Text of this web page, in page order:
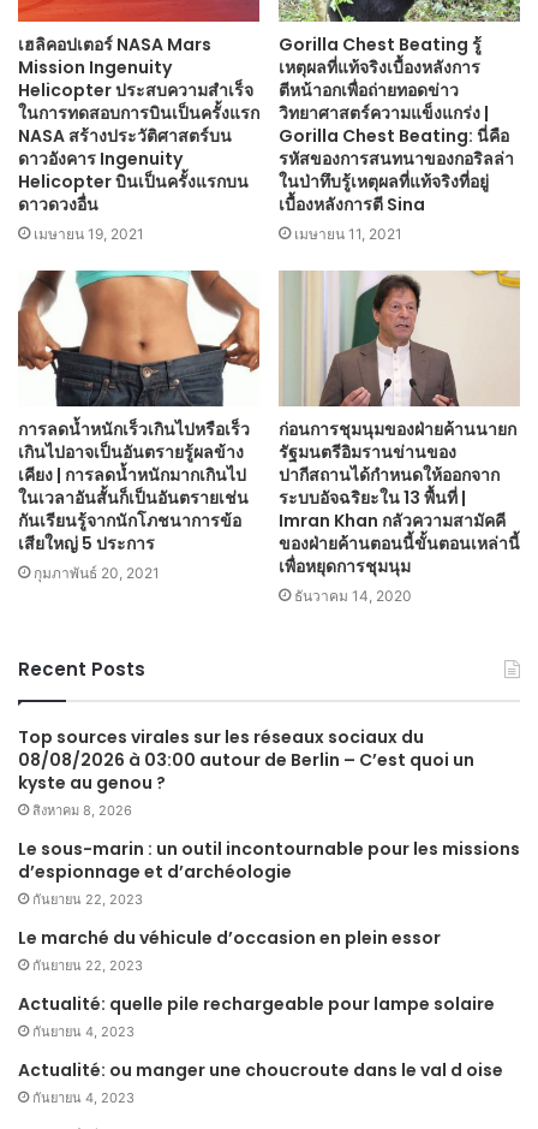
เฮลิคอปเตอร์ NASA Mars
Mission Ingenuity
Helicopter ประสบความสำเร็จ
ในการทดสอบการบินเป็นครั้งแรก
NASA สร้างประวัติศาสตร์บน
ดาวอังคาร Ingenuity
Helicopter บินเป็นครั้งแรกบน
ดาวดวงอื่น
เมษายน 19, 2021
Gorilla Chest Beating รู้
เหตุผลที่แท้จริงเบื้องหลังการ
ตีหน้าอกเพื่อถ่ายทอดข่าว
วิทยาศาสตร์ความแข็งแกร่ง |
Gorilla Chest Beating: นี่คือ
รหัสของการสนทนาของกอริลล่า
ในป่าทึบรู้เหตุผลที่แท้จริงที่อยู่
เบื้องหลังการตี Sina
เมษายน 11, 2021
การลดน้ำหนักเร็วเกินไปหรือเร็ว
เกินไปอาจเป็นอันตรายรู้ผลข้าง
เคียง | การลดน้ำหนักมากเกินไป
ในเวลาอันสั้นก็เป็นอันตรายเช่น
กันเรียนรู้จากนักโภชนาการข้อ
เสียใหญ่ 5 ประการ
กุมภาพันธ์ 20, 2021
ก่อนการชุมนุมของฝ่ายค้านนายก
รัฐมนตรีอิมรานข่านของ
ปากีสถานได้กำหนดให้ออกจาก
ระบบอัจฉริยะใน 13 พื้นที่ |
Imran Khan กลัวความสามัคคี
ของฝ่ายค้านตอนนี้ขั้นตอนเหล่านี้
เพื่อหยุดการชุมนุม
ธันวาคม 14, 2020
Recent Posts
Top sources virales sur les réseaux sociaux du
08/08/2026 à 03:00 autour de Berlin – C’est quoi un
kyste au genou ?
สิงหาคม 8, 2026
Le sous-marin : un outil incontournable pour les missions
d’espionnage et d’archéologie
กันยายน 22, 2023
Le marché du véhicule d’occasion en plein essor
กันยายน 22, 2023
Actualité: quelle pile rechargeable pour lampe solaire
กันยายน 4, 2023
Actualité: ou manger une choucroute dans le val d oise
กันยายน 4, 2023